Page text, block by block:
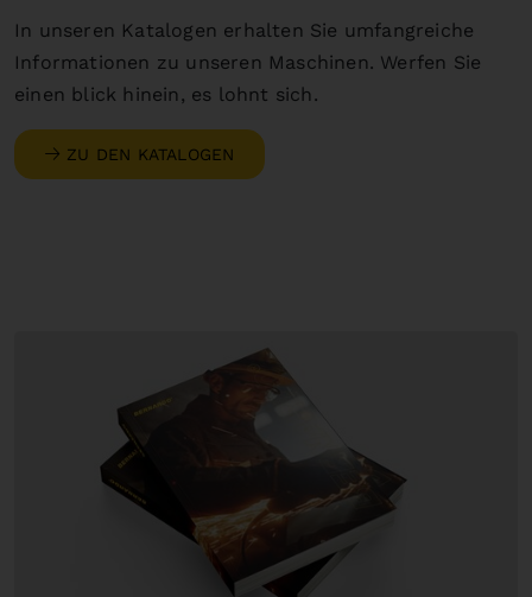
In unseren Katalogen erhalten Sie umfangreiche
Informationen zu unseren Maschinen. Werfen Sie
einen blick hinein, es lohnt sich.
ZU DEN KATALOGEN